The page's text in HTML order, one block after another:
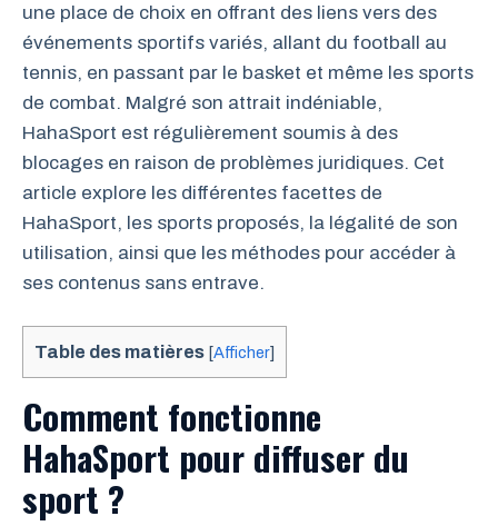
une place de choix en offrant des liens vers des
événements sportifs variés, allant du football au
tennis, en passant par le basket et même les sports
de combat. Malgré son attrait indéniable,
HahaSport est régulièrement soumis à des
blocages en raison de problèmes juridiques. Cet
article explore les différentes facettes de
HahaSport, les sports proposés, la légalité de son
utilisation, ainsi que les méthodes pour accéder à
ses contenus sans entrave.
Table des matières [Afficher]
Comment fonctionne
HahaSport pour diffuser du
sport ?